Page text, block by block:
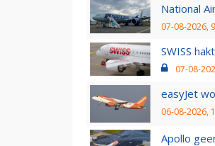
National
07-08-2026,
SWISS
07-08-
easyJet
06-08-2026,
Apollo